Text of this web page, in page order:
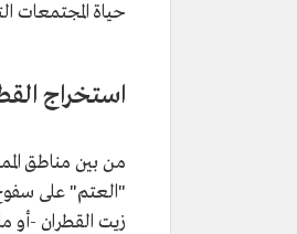
حياة المجتمعات
استخراج
من بين مناطق
"العتم" على سفوح
زيت القطران -أو